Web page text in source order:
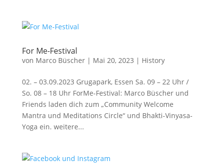
For Me-Festival
von Marco Büscher| Mai 20, 2023 | History
02. – 03.09.2023 Grugapark, Essen Sa. 09 – 22 Uhr /
So. 08 – 18 Uhr ForMe-Festival: Marco Büscher und
Friends laden dich zum „Community Welcome
Mantra und Meditations Circle“ und Bhakti-Vinyasa-
Yoga ein. weitere...